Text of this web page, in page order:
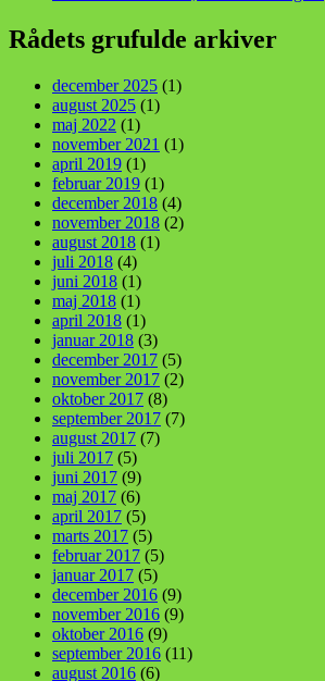
Rådets grufulde arkiver
december 2025 (1)
august 2025 (1)
maj 2022 (1)
november 2021 (1)
april 2019 (1)
februar 2019 (1)
december 2018 (4)
november 2018 (2)
august 2018 (1)
juli 2018 (4)
juni 2018 (1)
maj 2018 (1)
april 2018 (1)
januar 2018 (3)
december 2017 (5)
november 2017 (2)
oktober 2017 (8)
september 2017 (7)
august 2017 (7)
juli 2017 (5)
juni 2017 (9)
maj 2017 (6)
april 2017 (5)
marts 2017 (5)
februar 2017 (5)
januar 2017 (5)
december 2016 (9)
november 2016 (9)
oktober 2016 (9)
september 2016 (11)
august 2016 (6)